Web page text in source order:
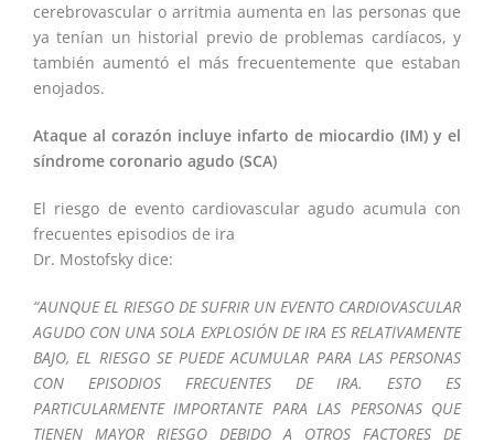
cerebrovascular o arritmia aumenta en las personas que
ya tenían un historial previo de problemas cardíacos, y
también aumentó el más frecuentemente que estaban
enojados.
Ataque al corazón incluye infarto de miocardio (IM) y el
síndrome coronario agudo (SCA)
El riesgo de evento cardiovascular agudo acumula con
frecuentes episodios de ira
Dr. Mostofsky dice:
“AUNQUE EL RIESGO DE SUFRIR UN EVENTO CARDIOVASCULAR
AGUDO CON UNA SOLA EXPLOSIÓN DE IRA ES RELATIVAMENTE
BAJO, EL RIESGO SE PUEDE ACUMULAR PARA LAS PERSONAS
CON EPISODIOS FRECUENTES DE IRA. ESTO ES
PARTICULARMENTE IMPORTANTE PARA LAS PERSONAS QUE
TIENEN MAYOR RIESGO DEBIDO A OTROS FACTORES DE